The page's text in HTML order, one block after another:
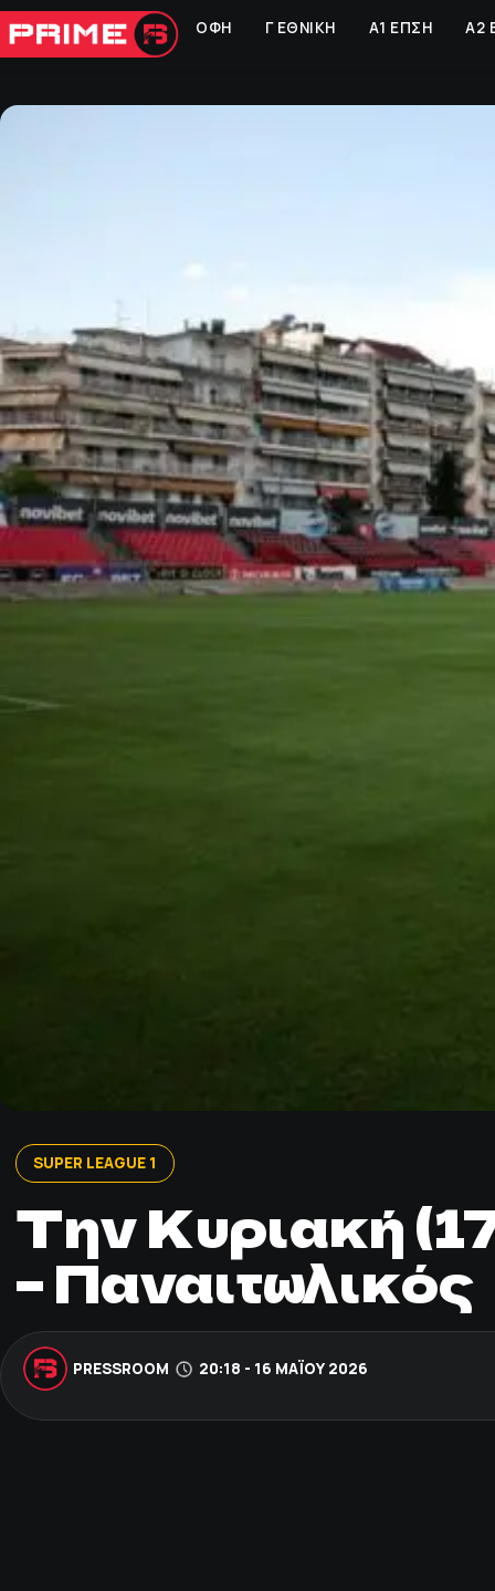
ΟΦΗ Γ ΕΘΝΙΚΗ Α1 ΕΠΣΗ Α2
SUPER LEAGUE 1
Την Κυριακή
– Παναιτωλικός
PRESSROOM 20:18 - 16 ΜΑΪ́ΟΥ 2026